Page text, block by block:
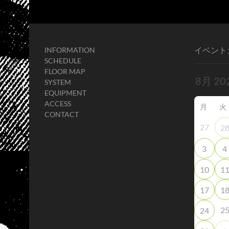
INFORMATION
SCHEDULE
FLOOR MAP
SYSTEM
EQUIPMENT
ACCESS
CONTACT
イベン
月 火
27 28
3 4
10 11
17 18
24 25